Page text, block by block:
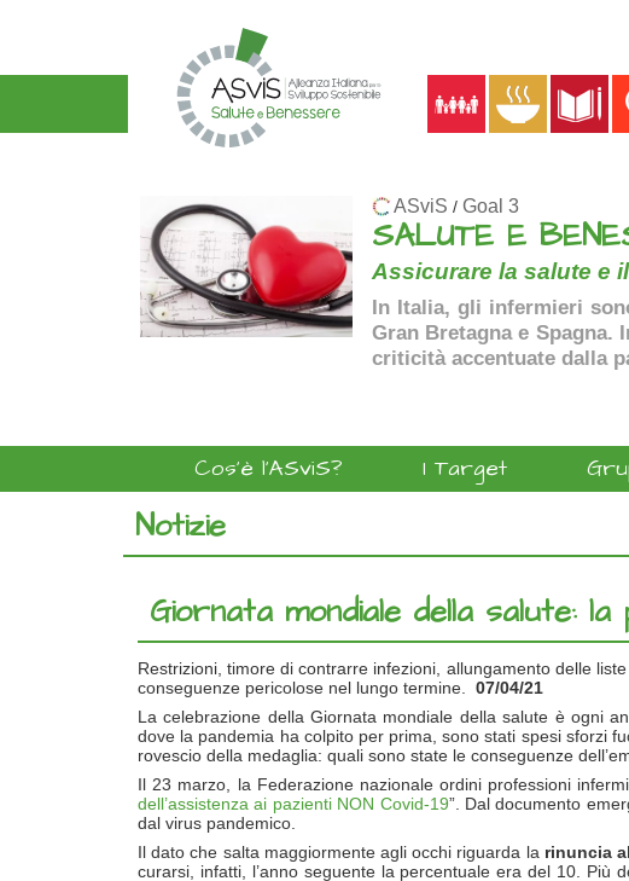
ASviS / Goal 3
SALUTE E
Assicurare la salute e
In Italia, gli infermieri
Gran Bretagna e
criticità accentuate dalla
Cos'è l'ASviS? I Target
Notizie
Giornata mondiale della salute:
Restrizioni, timore di contrarre infezioni, allungamento delle
conseguenze pericolose nel lungo termine. 07/04/21
La celebrazione della Giornata mondiale della salute è ogni
dove la pandemia ha colpito per prima, sono stati spesi sforzi
rovescio della medaglia: quali sono state le conseguenze
Il 23 marzo, la Federazione nazionale ordini professioni
dell’assistenza ai pazienti NON Covid-19”. Dal documento
dal virus pandemico.
Il dato che salta maggiormente agli occhi riguarda la rinuncia
curarsi, infatti, l’anno seguente la percentuale era del 10.